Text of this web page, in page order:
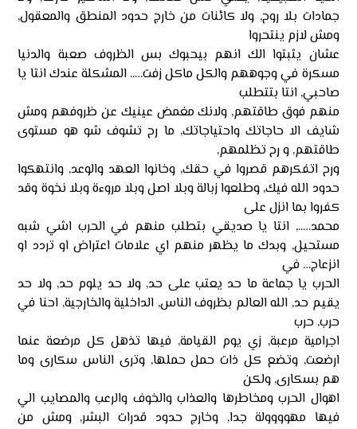
جمادات بلا روح, ولا كائنات من خارج حدود المنطق والمعقول,
ومش لازم ينتحروا
عشان يثبتوا الك انهم بيحبوك بس الظروف صعبة والدنيا
مسكرة في وجوههم والكل ماكل زفت….. المشكلة عندك انتا يا
صاحبي, انتا بتتطلب
منهم فوق طاقتهم, ولانك مغمض عينيك عن ظروفهم ومش
شايف الا حاجاتك واحتياجاتك, ما رح تشوف شو هو مستوى
طاقتهم, و رح تظلمهم,
ورح اتفكرهم قصروا في حقك, وخانوا العهد والوعد, وانتهكوا
حدود الله فيك, وطلعوا زبالة وبلا اصل وبلا مروءة وبلا نخوة وقد
كفروا بما انزل على
محمد….., انتا يا صديقي بتطلب منهم في الحرب اشي شبه
مستحيل, وبدك ما يظهر منهم اي علامات اعتراض او تردد او
انزعاج… في
الحرب يا جماعة ما حد يعتب على حد, ولا حد يلوم حد, ولا حد
يقيم حد, الله العالم بظروف الناس, الداخلية والخارجية, احنا في
حرب, حرب
اجرامية مرعبة, زي يوم القيامة, فيها تذهل كل مرضعة عنما
ارضعت, وتضع كل ذات حمل حملها, وترى الناس سكارى وما
هم بسكارى, ولكن
اهوال الحرب ومخاطرها والعذاب والخوف والرعب والمصايب الي
فيها مهوووولة جدا, وخارج حدود قدرات البشر, ومش من